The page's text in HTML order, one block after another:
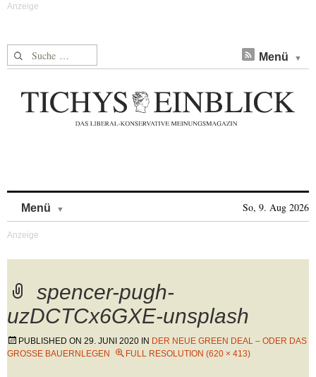
Suche nach: Menü
Menü So, 9. Aug 2026
spencer-pugh-
uzDCTCx6GXE-unsplash
PUBLISHED ON 29. JUNI 2020 IN DER NEUE GREEN DEAL – ODER DAS
GROSSE BAUERNLEGEN
FULL RESOLUTION (620 × 413)